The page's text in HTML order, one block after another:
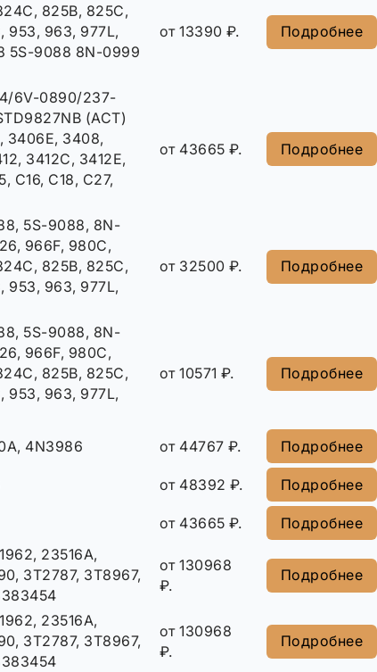
825B, 825C,
953, 963, 977L,
5S-9088 8N-0999
от 13390 ₽. Подробнее
6V-0890/237-
(ACT)
3406E, 3408,
3412C, 3412E,
C16, C18, C27,
от 43665 ₽. Подробнее
5S-9088, 8N-
966F, 980C,
825B, 825C,
953, 963, 977L,
от 32500 ₽. Подробнее
5S-9088, 8N-
966F, 980C,
825B, 825C,
953, 963, 977L,
от 10571 ₽. Подробнее
4N3986 от 44767 ₽. Подробнее
от 48392 ₽. Подробнее
от 43665 ₽. Подробнее
23516A,
3T2787, 3T8967,
от 130968
₽.
Подробнее
23516A,
3T2787, 3T8967,
от 130968
₽.
Подробнее